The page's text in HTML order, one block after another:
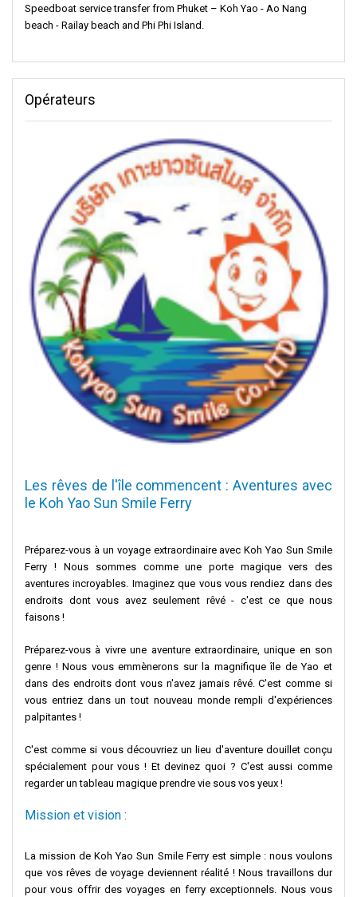
Speedboat service transfer from Phuket – Koh Yao - Ao Nang
beach - Railay beach and Phi Phi Island.
Opérateurs
Les rêves de l'île commencent : Aventures avec
le Koh Yao Sun Smile Ferry
Préparez-vous à un voyage extraordinaire avec Koh Yao Sun Smile
Ferry ! Nous sommes comme une porte magique vers des
aventures incroyables. Imaginez que vous vous rendiez dans des
endroits dont vous avez seulement rêvé - c'est ce que nous
faisons !
Préparez-vous à vivre une aventure extraordinaire, unique en son
genre ! Nous vous emmènerons sur la magnifique île de Yao et
dans des endroits dont vous n'avez jamais rêvé. C'est comme si
vous entriez dans un tout nouveau monde rempli d'expériences
palpitantes !
C'est comme si vous découvriez un lieu d'aventure douillet conçu
spécialement pour vous ! Et devinez quoi ? C'est aussi comme
regarder un tableau magique prendre vie sous vos yeux !
Mission et vision :
La mission de Koh Yao Sun Smile Ferry est simple : nous voulons
que vos rêves de voyage deviennent réalité ! Nous travaillons dur
pour vous offrir des voyages en ferry exceptionnels. Nous vous